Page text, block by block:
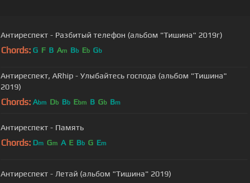
Антиреспект - Разбитый телефон (альбом "Тишина" 2019г)
Chords: G F B Am Bb Eb Gb
Антиреспект, ARhip - Улыбайтесь господа (альбом "Тишина"
2019)
Chords: Abm Db Bb Ebm B Gb Bm
Антиреспект - Память
Chords: Dm Gm A E Bb G Em
Антиреспект - Летай (альбом "Тишина" 2019)